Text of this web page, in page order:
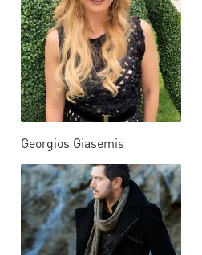
Georgios Giasemis